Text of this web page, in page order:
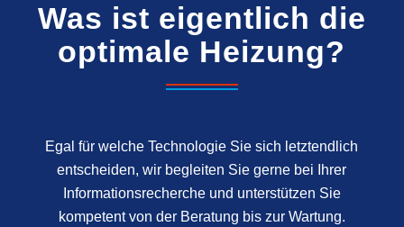
Was ist eigentlich die
optimale Heizung?
Egal für welche Technologie Sie sich letztendlich
entscheiden, wir begleiten Sie gerne bei Ihrer
Informationsrecherche und unterstützen Sie
kompetent von der Beratung bis zur Wartung.